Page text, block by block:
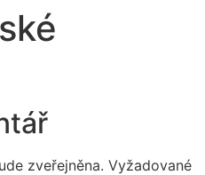
zveřejněna. Vyžadované